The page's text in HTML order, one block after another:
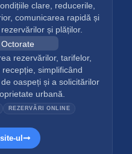
clare, reducerile,
comunicarea rapidă și
și plăților.
rezervărilor, tarifelor,
simplificând
oaspeți și a solicitărilor
urbană.
REZERVĂRI ONLINE
ul